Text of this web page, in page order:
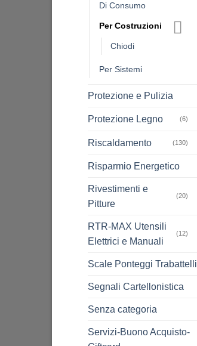
Di Consumo
Per Costruzioni
Chiodi
Per Sistemi
Protezione e Pulizia
Protezione Legno (6)
Riscaldamento (130)
Risparmio Energetico
Rivestimenti e
Pitture
(20)
RTR-MAX Utensili
Elettrici e Manuali
(12)
Scale Ponteggi Trabattelli
Segnali Cartellonistica
Senza categoria
Servizi-Buono Acquisto-